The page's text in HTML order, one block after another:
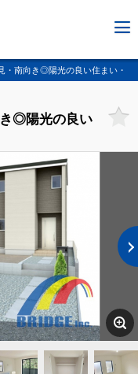
南向き◎陽光の良い住まい・
◎陽光の良い